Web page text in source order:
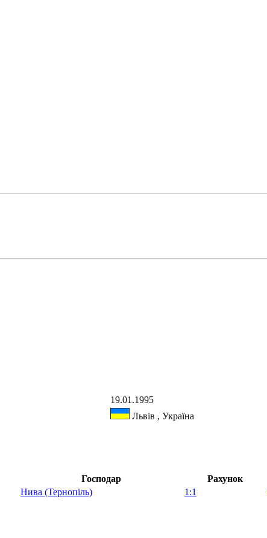
19.01.1995
Львів , Україна
Господар Рахунок
Нива (Тернопіль) 1:1